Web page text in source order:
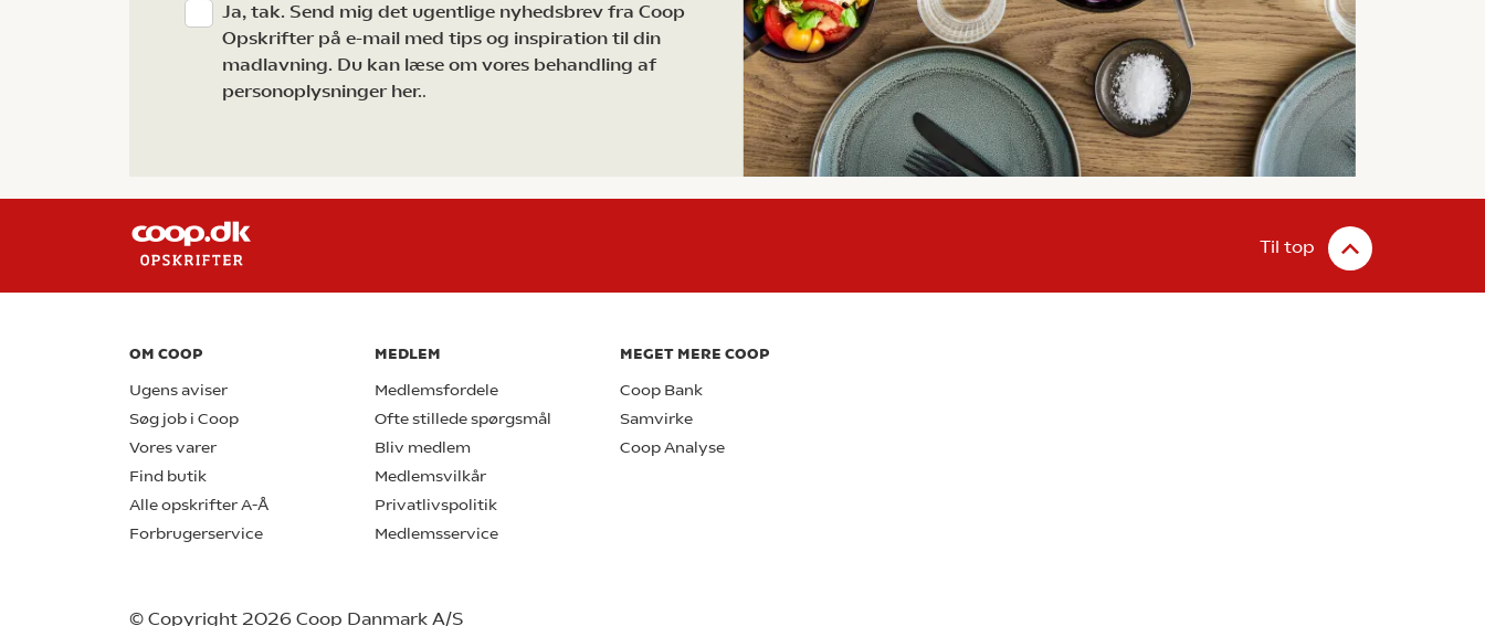
Ja, tak. Send mig det ugentlige nyhedsbrev fra Coop
Opskrifter på e-mail med tips og inspiration til din
madlavning. Du kan læse om vores behandling af
personoplysninger her..
Til top
OM COOP
Ugens aviser
Søg job i Coop
Vores varer
Find butik
Alle opskrifter A-Å
Forbrugerservice
MEDLEM
Medlemsfordele
Ofte stillede spørgsmål
Bliv medlem
Medlemsvilkår
Privatlivspolitik
Medlemsservice
MEGET MERE COOP
Coop Bank
Samvirke
Coop Analyse
© Copyright 2026 Coop Danmark A/S